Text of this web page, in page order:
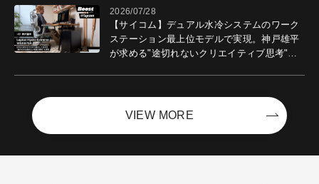
2026/07/28
【サイコム】デュアル水冷システムのワーク
ステーション最上位モデルで実現。神戸雄平
が求める"途切れないクリエイティブ思考"｜
VIEW MORE